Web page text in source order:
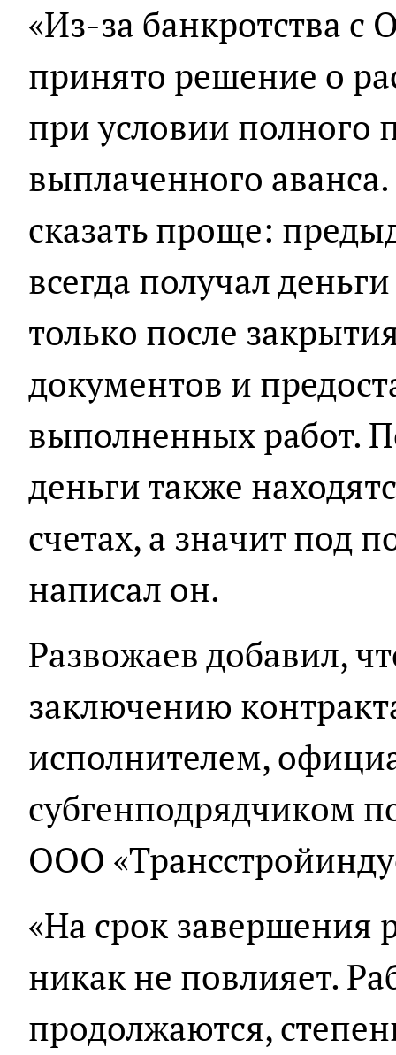
«Из-за банкротства
принято решение о
при условии полного
выплаченного
сказать проще:
всегда получал
только после
документов и
выполненных работ.
деньги также
счетах, а значит под
написал он.
Развожаев добавил,
заключению
исполнителем,
субгенподрядчиком
ООО
«На срок завершения
никак не повлияет.
продолжаются,